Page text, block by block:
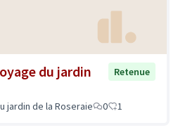
du jardin
Retenue
jardin de la Roseraie 0 1